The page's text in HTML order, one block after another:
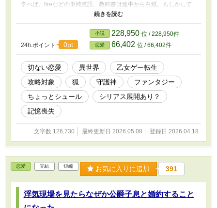
学べば、fireなどの単純英語。教科書は途中から白紙。もしかして
この乙女ゲー、ベータ版？ バグが多すぎて、脱出できるのか不安
になる。乙女ゲーってリスポーンするんだっけ？ 命の危険なんて
ないって言ったの誰！？ この乙女ゲー、危険しかないんだけれ
24h.ポイント
0pt
小説 228,950 位 / 228,950件
恋愛 66,402 位 / 66,402件
切ない恋愛 異世界
乙女ゲー転生
攻略対象
狐 守護神
ファンタジー
ちょっとシュール
シリアス展開あり？
記憶喪失
文字数 126,730 最終更新日 2026.05.08 登録日 2026.04.18
恋愛 完結 短編 お気に入りに追加 391
浮気現場を見たらなぜか公爵子息と婚約すること